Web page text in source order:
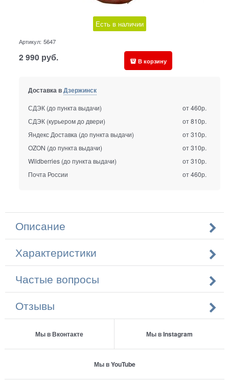
Есть в наличии
Артикул: 5647
2 990 руб. В корзину
Доставка вДзержинск
СДЭК (до пункта выдачи)
от 460р.
СДЭК (курьером до двери)
от 810р.
Яндекс Доставка (до пункта выдачи)
от 310р.
OZON (до пункта выдачи)
от 310р.
Wildberries (до пункта выдачи)
от 310р.
Почта России
от 460р.
Описание
Характеристики
Частые вопросы
Отзывы
Мы в Вконтакте Мы в Instagram
Мы в YouTube